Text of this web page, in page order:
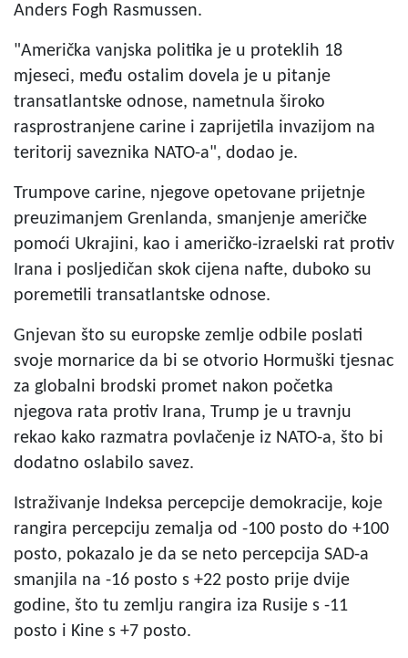
Anders Fogh Rasmussen.
"Američka vanjska politika je u proteklih 18
mjeseci, među ostalim dovela je u pitanje
transatlantske odnose, nametnula široko
rasprostranjene carine i zaprijetila invazijom na
teritorij saveznika NATO-a", dodao je.
Trumpove carine, njegove opetovane prijetnje
preuzimanjem Grenlanda, smanjenje američke
pomoći Ukrajini, kao i američko-izraelski rat protiv
Irana i posljedičan skok cijena nafte, duboko su
poremetili transatlantske odnose.
Gnjevan što su europske zemlje odbile poslati
svoje mornarice da bi se otvorio Hormuški tjesnac
za globalni brodski promet nakon početka
njegova rata protiv Irana, Trump je u travnju
rekao kako razmatra povlačenje iz NATO-a, što bi
dodatno oslabilo savez.
Istraživanje Indeksa percepcije demokracije, koje
rangira percepciju zemalja od -100 posto do +100
posto, pokazalo je da se neto percepcija SAD-a
smanjila na -16 posto s +22 posto prije dvije
godine, što tu zemlju rangira iza Rusije s -11
posto i Kine s +7 posto.